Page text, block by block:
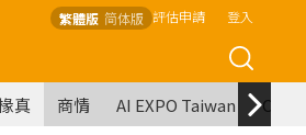
繁體版 简体版 評估申請 登入
真 商情 AI EXPO Taiwan